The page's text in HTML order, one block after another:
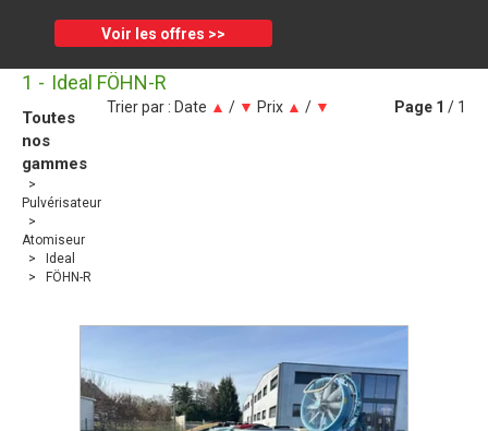
Voir les offres >>
Toutes
nos
gammes
Pulvérisateur
Atomiseur
Ideal
FÖHN-R
1 Ideal FÖHN-R
Trier par : Date ▲ / ▼ Prix ▲ / ▼ Page 1 / 1